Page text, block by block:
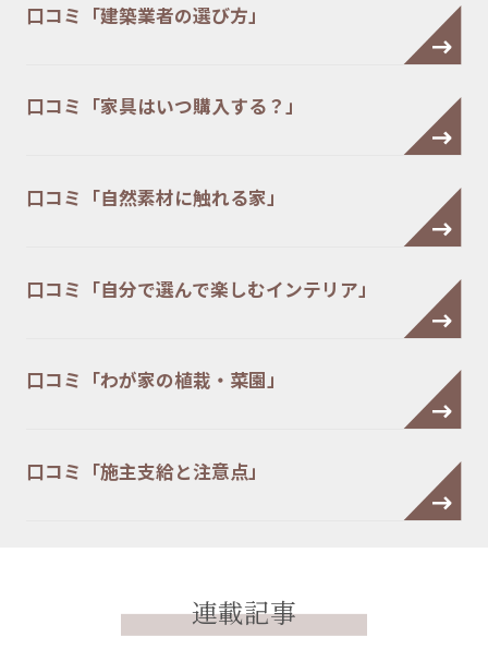
口コミ「建築業者の選び方」
口コミ「家具はいつ購入する？」
口コミ「自然素材に触れる家」
口コミ「自分で選んで楽しむインテリア」
口コミ「わが家の植栽・菜園」
口コミ「施主支給と注意点」
連載記事